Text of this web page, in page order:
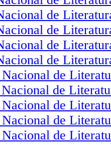
de
de
de
de
Nacional de
Nacional de
Nacional de
Nacional de
Nacional de